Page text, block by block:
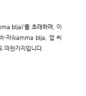
bīja)’를 초래하며, 이
-자(kamma bīja, 업 씨
마찬가지입니다.